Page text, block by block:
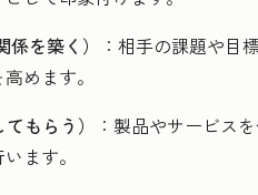
を築く）
：相手の課題や目
めます。
もらう）
：製品やサービス
ます。